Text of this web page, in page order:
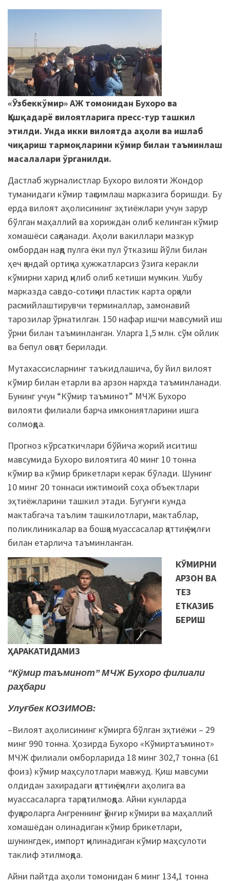
«Ўзбеккўмир» АЖ томонидан Бухоро ва
Қашқадарё вилоятларига пресс-тур ташкил
этилди. Унда икки вилоятда аҳоли ва ишлаб
чиқариш тармоқларини кўмир билан таъминлаш
масалалари ўрганилди.
Дастлаб журналистлар Бухоро вилояти Жондор
туманидаги кўмир тақсимлаш марказига боришди. Бу
ерда вилоят аҳолисининг эҳтиёжлари учун зарур
бўлган маҳаллий ва хориждан олиб келинган кўмир
хомашёси сақланади. Аҳоли вакиллари мазкур
омбордан нақд пулга ёки пул ўтказиш йўли билан
ҳеч қандай ортиқча ҳужжатларсиз ўзига керакли
кўмирни харид қилиб олиб кетиши мумкин. Ушбу
марказда савдо-сотиқни пластик карта орқали
расмийлаштирувчи терминаллар, замонавий
тарозилар ўрнатилган. 150 нафар ишчи мавсумий иш
ўрни билан таъминланган. Уларга 1,5 млн. сўм ойлик
ва бепул овқат берилади.
Мутахассисларнинг таъкидлашича, бу йил вилоят
кўмир билан етарли ва арзон нархда таъминланади.
Бунинг учун “Кўмир таъминот” МЧЖ Бухоро
вилояти филиали барча имкониятларини ишга
солмоқда.
Прогноз кўрсаткичлари бўйича жорий иситиш
мавсумида Бухоро вилоятига 40 минг 10 тонна
кўмир ва кўмир брикетлари керак бўлади. Шунинг
10 минг 20 тоннаси ижтимоий соҳа объектлари
эҳтиёжларини ташкил этади. Бугунги кунда
мактабгача таълим ташкилотлари, мактаблар,
поликлиникалар ва бошқа муассасалар қаттиқ ёқилғи
билан етарлича таъминланган.
КЎМИРНИ
АРЗОН ВА
ТЕЗ
ЕТКАЗИБ
БЕРИШ
ҲАРАКАТИДАМИЗ
“Кўмир таъминот” МЧЖ Бухоро филиали
раҳбари
Улуғбек КОЗИМОВ:
–Вилоят аҳолисининг кўмирга бўлган эҳтиёжи – 29
минг 990 тонна. Ҳозирда Бухоро «Кўмиртаъминот»
МЧЖ филиали омборларида 18 минг 302,7 тонна (61
фоиз) кўмир маҳсулотлари мавжуд. Қиш мавсуми
олдидан захирадаги қаттиқ ёқилғи аҳолига ва
муассасаларга тарқатилмоқда. Айни кунларда
фуқароларга Ангреннинг қўнғир кўмири ва маҳаллий
хомашёдан олинадиган кўмир брикетлари,
шунингдек, импорт қилинадиган кўмир маҳсулоти
таклиф этилмоқда.
Айни пайтда аҳоли томонидан 6 минг 134,1 тонна